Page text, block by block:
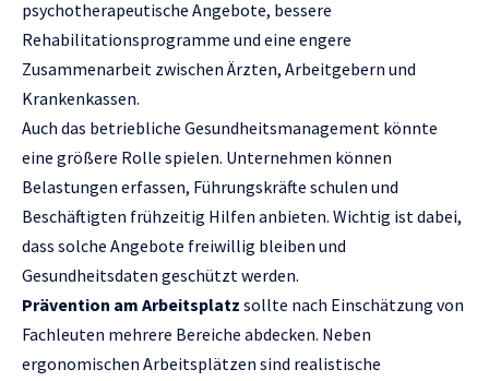
psychotherapeutische Angebote, bessere
Rehabilitationsprogramme und eine engere
Zusammenarbeit zwischen Ärzten, Arbeitgebern und
Krankenkassen.
Auch das betriebliche Gesundheitsmanagement könnte
eine größere Rolle spielen. Unternehmen können
Belastungen erfassen, Führungskräfte schulen und
Beschäftigten frühzeitig Hilfen anbieten. Wichtig ist dabei,
dass solche Angebote freiwillig bleiben und
Gesundheitsdaten geschützt werden.
Prävention am Arbeitsplatz sollte nach Einschätzung von
Fachleuten mehrere Bereiche abdecken. Neben
ergonomischen Arbeitsplätzen sind realistische